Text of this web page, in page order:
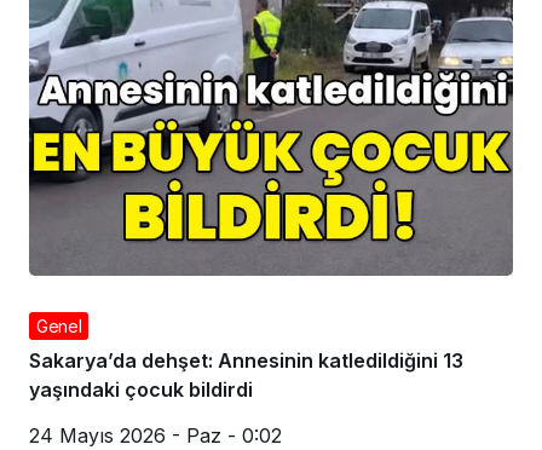
Genel
Sakarya’da dehşet: Annesinin katledildiğini 13
yaşındaki çocuk bildirdi
24 Mayıs 2026 - Paz - 0:02